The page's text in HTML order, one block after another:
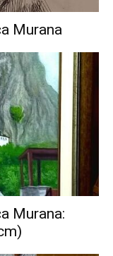
Murana
Murana: